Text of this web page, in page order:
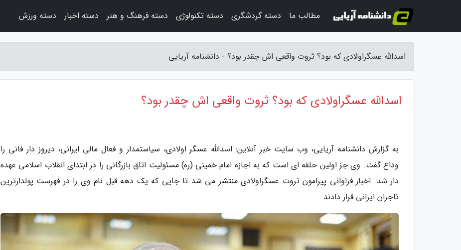
اسدالله عسگراولادی که بود؟ ثروت واقعی اش چقدر بود؟ - دانشنامه آریایی
اسدالله عسگراولادی که بود؟ ثروت واقعی اش چقدر بود؟
به گزارش دانشنامه آریایی، وب سایت خبر آنلاین: اسدالله عسگر اولادی، سیاستمدار و فعال مالی ایرانی، دیروز دار فانی را
وداع گفت. وی جز اولین حلقه ای است که به اجازه امام خمینی (ره) مسئولیت اتاق بازرگانی را در ابتدای انقلاب اسلامی عهده
دار شد. اخبار فراوانی پیرامون ثروت عسگراولادی منتشر می شد تا جایی که یک دهه قبل نام وی را در فهرست پولدارترین
تاجران ایرانی قرار دادند.
مطالب ما دسته گردشگری دسته تکنولوژی دسته فرهنگ و هنر دسته اخبار دسته ورزش